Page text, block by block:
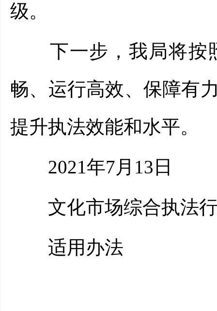
级。
下一步，我局将按
畅、运行高效、保障有
提升执法效能和水平。
2021年7月13日
文化市场综合执法行
适用办法